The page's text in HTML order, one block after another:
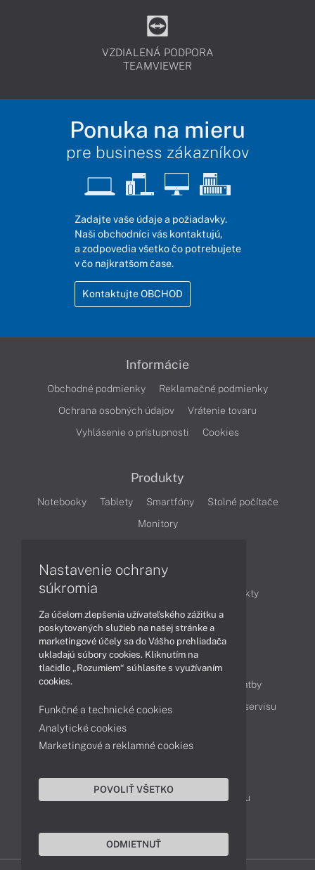
VZDIALENÁ PODPORA
TEAMVIEWER
Ponuka na mieru
pre business zákazníkov
Zadajte vaše údaje a požiadavky.
Naši obchodníci vás kontaktujú,
a zodpovedia všetko čo potrebujete
v čo najkratšom čase.
Kontaktujte OBCHOD
Informácie
Obchodné podmienky
Reklamačné podmienky
Ochrana osobných údajov
Vrátenie tovaru
Vyhlásenie o prístupnosti
Cookies
Produkty
Notebooky Tablety Smartfóny
Stolné počítače
Monitory
Články
Obchodné informácie
Produkty
Technológie
Videá
Obsah
Ako nakupovať
Možnosti doručenia a platby
Podpora a servis
Servisné služby Cenník servisu
Kontakty
043 4224 771
Obchodné oddelenie
Reklamácia tovaru
Nastavenie ochrany
súkromia
Za účelom zlepšenia užívateľského zážitku a
poskytovaných služieb na našej stránke a
marketingové účely sa do Vášho prehliadača
ukladajú súbory cookies. Kliknutím na
tlačidlo „Rozumiem“ súhlasíte s využívaním
cookies.
Funkčné a technické cookies
Analytické cookies
Marketingové a reklamné cookies
POVOLIŤ VŠETKO
ODMIETNUŤ